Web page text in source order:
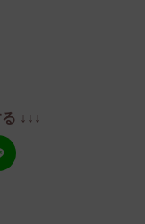
↓↓↓